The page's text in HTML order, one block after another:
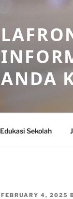
ANDA
Edukasi Sekolah
POSTED
FEBRUARY 4, 2025